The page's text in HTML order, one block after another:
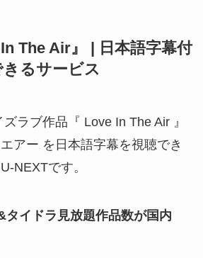
The Air』 | 日本語字幕付
るサービス
ラブ作品『 Love In The Air 』
アー を日本語字幕を視聴でき
NEXTです。
タイドラ見放題作品数が国内